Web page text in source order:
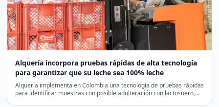
Alquería incorpora pruebas rápidas de alta tecnología
para garantizar que su leche sea 100% leche
Alquería implementa en Colombia una tecnología de pruebas rápidas
para identificar muestras con posible adulteración con lactosuero,